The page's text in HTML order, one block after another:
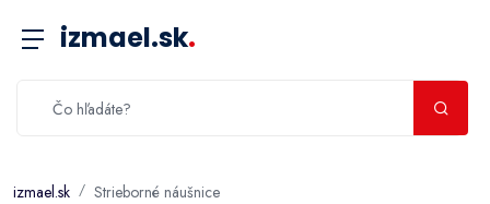
izmael.sk.
izmael.sk Strieborné náušnice